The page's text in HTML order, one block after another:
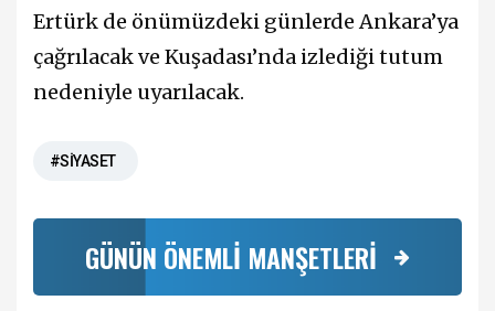
Ertürk de önümüzdeki günlerde Ankara’ya
çağrılacak ve Kuşadası’nda izlediği tutum
nedeniyle uyarılacak.
#SİYASET
GÜNÜN ÖNEMLİ MANŞETLERİ